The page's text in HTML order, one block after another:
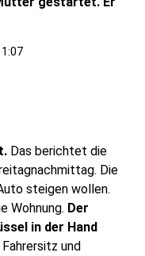
Das berichtet die
Die
steigen wollen.
Wohnung. Der
in der Hand
und